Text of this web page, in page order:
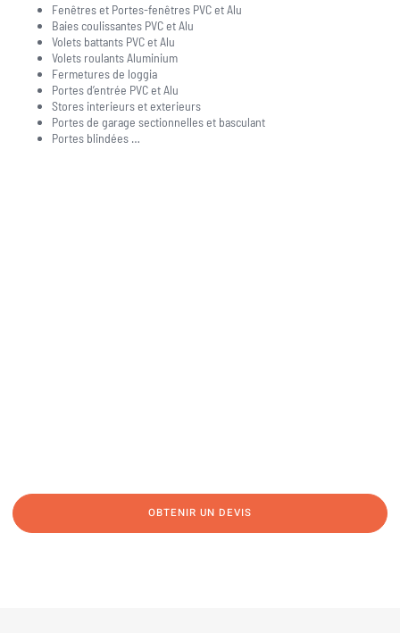
Fenêtres et Portes-fenêtres PVC et Alu
Baies coulissantes PVC et Alu
Volets battants PVC et Alu
Volets roulants Aluminium
Fermetures de loggia
Portes d’entrée PVC et Alu
Stores interieurs et exterieurs
Portes de garage sectionnelles et basculant
Portes blindées …
OBTENIR UN DEVIS